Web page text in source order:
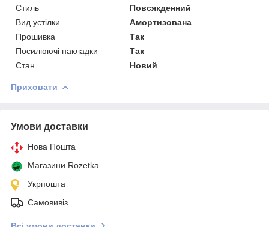
Стиль
Повсякденний
Вид устілки
Амортизована
Прошивка
Так
Посилюючі накладки
Так
Стан
Новий
Приховати
Умови доставки
Нова Пошта
Магазини Rozetka
Укрпошта
Самовивіз